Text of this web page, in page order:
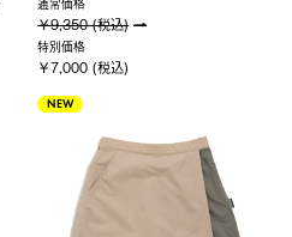
通常価格
￥9,350 (税込)
特別価格
￥7,000 (税込)
NEW